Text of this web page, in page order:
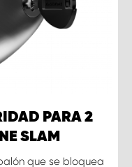
PARA 2
SLAM
que se bloquea